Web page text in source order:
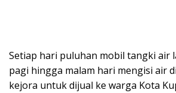
Setiap hari puluhan mobil tangki air
pagi hingga malam hari mengisi air
kejora untuk dijual ke warga Kota